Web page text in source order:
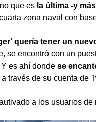
que es la última -y
zona naval con
quería tener un
se encontró con un
es ahí donde se
través de su cuenta de
a los usuarios